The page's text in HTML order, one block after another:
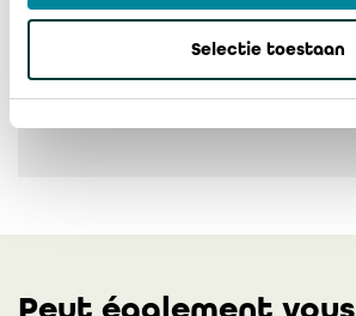
Selectie toestaan
Télécharger